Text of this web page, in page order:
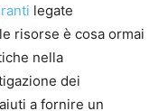
legate
risorse è cosa ormai
nella
dei
a fornire un